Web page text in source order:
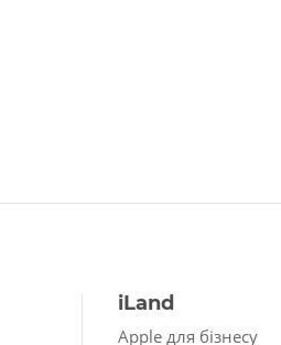
iLand
Apple для бізнесу